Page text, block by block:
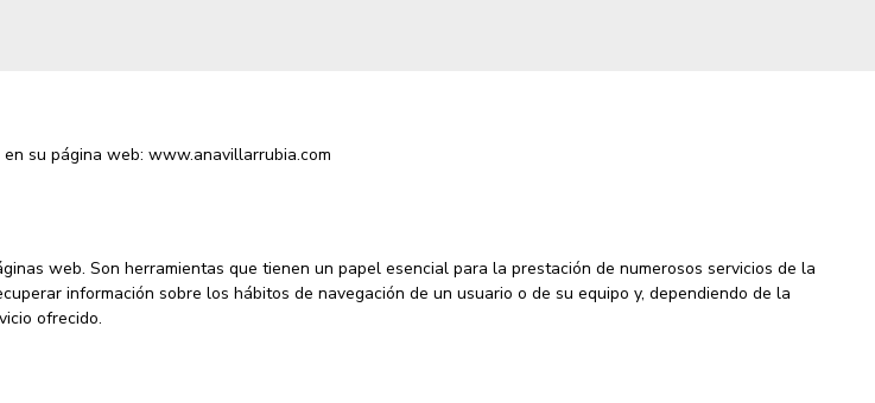
su página web: www.anavillarrubia.com
web. Son herramientas que tienen un papel esencial para la prestación de numerosos servicios de la
información sobre los hábitos de navegación de un usuario o de su equipo y, dependiendo de la
ofrecido.